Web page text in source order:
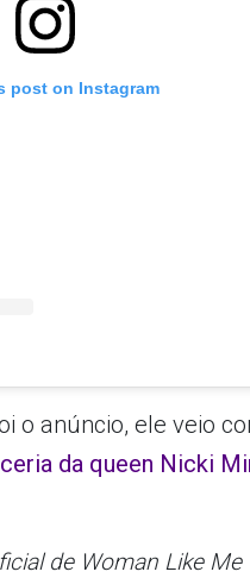
post on Instagram
o anúncio, ele veio
da queen Nicki
de Woman Like Me